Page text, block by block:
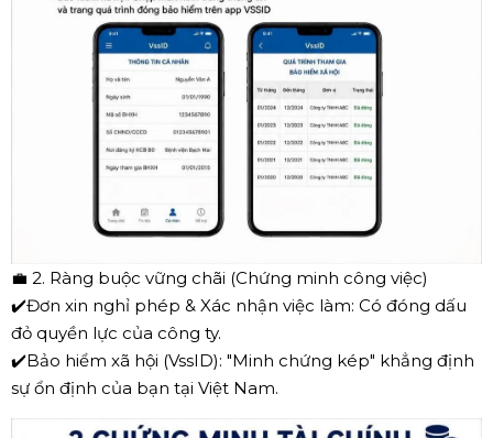
💼 2. Ràng buộc vững chãi (Chứng minh công việc)
✔️Đơn xin nghỉ phép & Xác nhận việc làm: Có đóng dấu
đỏ quyền lực của công ty.
✔️Bảo hiểm xã hội (VssID): "Minh chứng kép" khẳng định
sự ổn định của bạn tại Việt Nam.